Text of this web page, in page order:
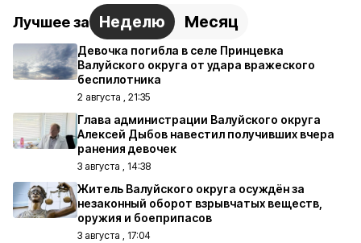
Лучшее за Неделю Месяц
Девочка погибла в селе Принцевка
Валуйского округа от удара вражеского
беспилотника
2 августа , 21:35
Глава администрации Валуйского округа
Алексей Дыбов навестил получивших вчера
ранения девочек
3 августа , 14:38
Житель Валуйского округа осуждён за
незаконный оборот взрывчатых веществ,
оружия и боеприпасов
3 августа , 17:04